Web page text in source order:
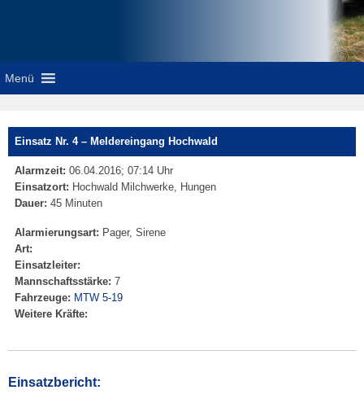
Menü
Einsatz Nr. 4 – Meldereingang Hochwald
Alarmzeit: 06.04.2016; 07:14 Uhr
Einsatzort: Hochwald Milchwerke, Hungen
Dauer: 45 Minuten
Alarmierungsart: Pager, Sirene
Art:
Einsatzleiter:
Mannschaftsstärke: 7
Fahrzeuge: MTW 5-19
Weitere Kräfte:
Einsatzbericht: